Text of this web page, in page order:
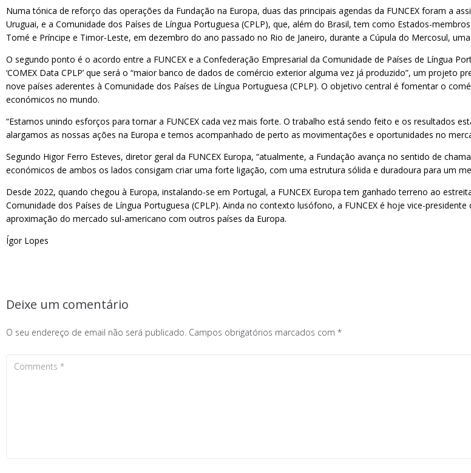
Numa tónica de reforço das operações da Fundação na Europa, duas das principais agendas da FUNCEX foram a
Uruguai, e a Comunidade dos Países de Língua Portuguesa (CPLP), que, além do Brasil, tem como Estados-
Tomé e Príncipe e Timor-Leste, em dezembro do ano passado no Rio de Janeiro, durante a Cúpula do Mercosul,
O segundo ponto é o acordo entre a FUNCEX e a Confederação Empresarial da Comunidade de Países de Língua
‘COMEX Data CPLP’ que será o “maior banco de dados de comércio exterior alguma vez já produzido”, um
nove países aderentes à Comunidade dos Países de Língua Portuguesa (CPLP). O objetivo central é fomentar o
económicos no mundo.
“Estamos unindo esforços para tornar a FUNCEX cada vez mais forte. O trabalho está sendo feito e os resultados
alargamos as nossas ações na Europa e temos acompanhado de perto as movimentações e oportunidades no
Segundo Higor Ferro Esteves, diretor geral da FUNCEX Europa, “atualmente, a Fundação avança no sentido de
económicos de ambos os lados consigam criar uma forte ligação, com uma estrutura sólida e duradoura para um
Desde 2022, quando chegou à Europa, instalando-se em Portugal, a FUNCEX Europa tem ganhado terreno ao
Comunidade dos Países de Língua Portuguesa (CPLP). Ainda no contexto lusófono, a FUNCEX é hoje vice-
aproximação do mercado sul-americano com outros países da Europa.
Ígor Lopes
Deixe um comentário
O seu endereço de email não será publicado. Campos obrigatórios marcados com *